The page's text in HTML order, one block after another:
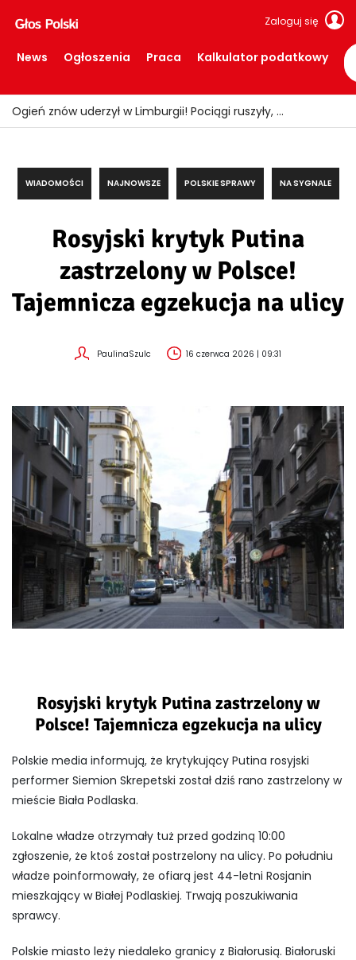
Zaloguj się
News Ogłoszenia Praca Kalkulator podatkowy
Ogień znów uderzył w Limburgii! Pociągi ruszyły, ale teren nadal zamknięty
WIADOMOŚCI NAJNOWSZE POLSKIE SPRAWY NA SYGNALE
Rosyjski krytyk Putina
zastrzelony w Polsce!
Tajemnicza egzekucja na ulicy
PaulinaSzulc 16 czerwca 2026 | 09:31
Rosyjski krytyk Putina zastrzelony w
Polsce! Tajemnicza egzekucja na ulicy
Polskie media informują, że krytykujący Putina rosyjski
performer Siemion Skrepetski został dziś rano zastrzelony w
mieście Biała Podlaska.
Lokalne władze otrzymały tuż przed godziną 10:00
zgłoszenie, że ktoś został postrzelony na ulicy. Po południu
władze poinformowały, że ofiarą jest 44-letni Rosjanin
mieszkający w Białej Podlaskiej. Trwają poszukiwania
sprawcy.
Polskie miasto leży niedaleko granicy z Białorusią. Białoruski